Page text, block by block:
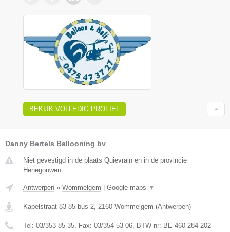
BEKIJK VOLLEDIG PROFIEL
Danny Bertels Ballooning bv
Niet gevestigd in de plaats Quievrain en in de provincie
Henegouwen.
Antwerpen » Wommelgem Google maps ▼
Kapelstraat 83-85 bus 2 2160 Wommelgem (Antwerpen)
Tel: 03/353 85 35 , Fax: 03/354 53 06 , BTW-nr: BE 460 284 202